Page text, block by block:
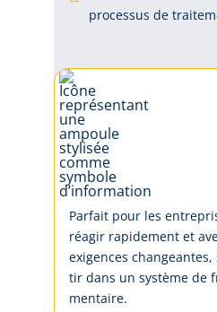
processus de
Par­fait pour les
ré­agir ra­pi­de­ment et
e­xi­gen­ces
tir dans un sys­tè­me de
men­tai­re.